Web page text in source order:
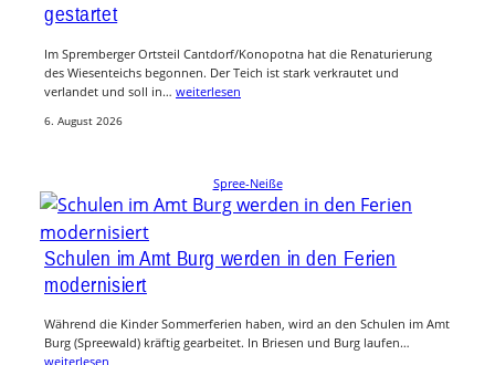
gestartet
Im Spremberger Ortsteil Cantdorf/Konopotna hat die Renaturierung
des Wiesenteichs begonnen. Der Teich ist stark verkrautet und
verlandet und soll in… weiterlesen
6. August 2026
Spree-Neiße
Schulen im Amt Burg werden in den Ferien
modernisiert
Während die Kinder Sommerferien haben, wird an den Schulen im Amt
Burg (Spreewald) kräftig gearbeitet. In Briesen und Burg laufen…
weiterlesen